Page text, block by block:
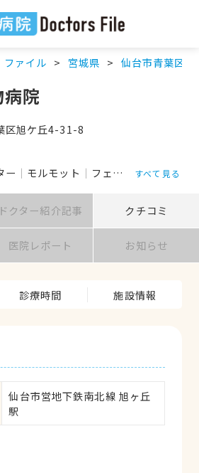
ファイル 宮城県 仙台市青葉区
院
区旭ケ丘4-31-8
ー モルモット フェレット うさぎ
すべて見る
ドクター紹介記事 クチコミ
医院レポート お知らせ
診療時間 施設情報
仙台市営地下鉄南北線 旭ヶ丘
駅